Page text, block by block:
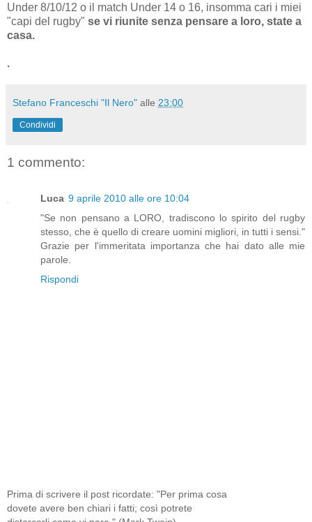
Under 8/10/12 o il match Under 14 o 16, insomma cari i miei
"capi del rugby" se vi riunite senza pensare a loro, state a
casa.
.
Stefano Franceschi "Il Nero" alle 23:00
Condividi
1 commento:
Luca 9 aprile 2010 alle ore 10:04
"Se non pensano a LORO, tradiscono lo spirito del rugby
stesso, che è quello di creare uomini migliori, in tutti i sensi."
Grazie per l'immeritata importanza che hai dato alle mie
parole.
Rispondi
Prima di scrivere il post ricordate: "Per prima cosa
dovete avere ben chiari i fatti; così potrete